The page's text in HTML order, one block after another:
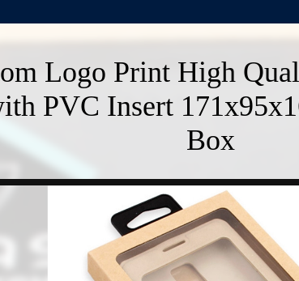
Logo Print High
PVC Insert
Box